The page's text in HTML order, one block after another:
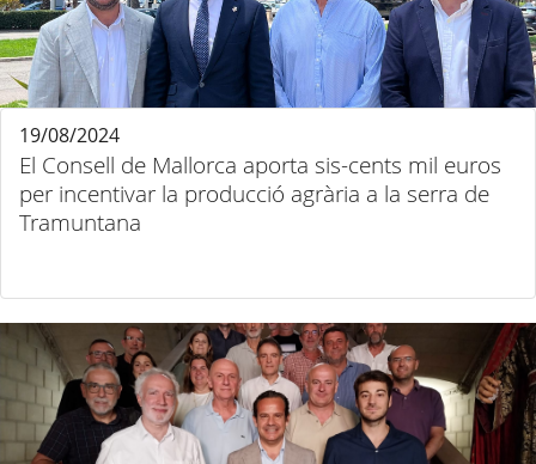
El Consell de Mallorca aporta sis-cents mil euros
per incentivar la producció agrària a la serra de
Tramuntana
19/08/2024